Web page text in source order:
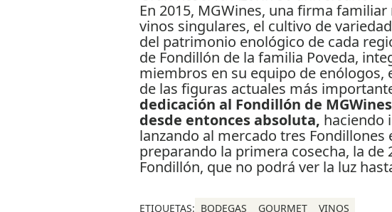
En 2015, MGWines, una firma
vinos singulares, el cultivo de
del patrimonio enológico de cada
de Fondillón de la familia Poveda,
miembros en su equipo de enólogos,
de las figuras actuales más
dedicación al Fondillón de
desde entonces absoluta, haciendo
lanzando al mercado tres Fondillones
preparando la primera cosecha, la de
Fondillón, que no podrá ver la luz
ETIQUETAS: BODEGAS GOURMET VINOS